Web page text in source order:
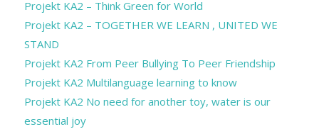
Projekt KA2 – Think Green for World
Projekt KA2 – TOGETHER WE LEARN , UNITED WE
STAND
Projekt KA2 From Peer Bullying To Peer Friendship
Projekt KA2 Multilanguage learning to know
Projekt KA2 No need for another toy, water is our
essential joy